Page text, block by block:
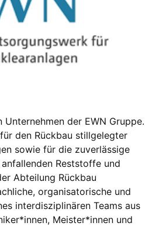
Unternehmen der EWN Gruppe.
den Rückbau stillgelegter
sowie für die zuverlässige
Reststoffe und
Abteilung Rückbau
organisatorische und
interdisziplinären Teams aus
Meister*innen und